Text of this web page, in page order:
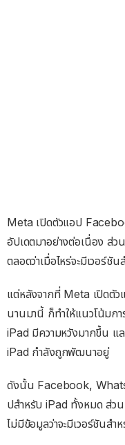
Meta เปิดตัวแอป
อัปเดตมาอย่างต่อเนื่อง ส่
ตลอดว่าเมื่อไหร่จะมีเวอร์ชั
แต่หลังจากที่ Meta เปิดตั
นานมานี้ ก็ทำให้แนวโน้มกา
iPad มีความหวังมากขึ้น แ
iPad กำลังถูกพัฒนาอยู่
ดังนั้น Facebook,
ปสำหรับ iPad ทั้งหมด ส่ว
ไม่มีข้อมูลว่าจะมีเวอร์ชันสำ